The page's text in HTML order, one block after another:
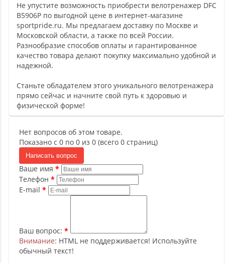
Не упустите возможность приобрести велотренажер DFC
B5906P по выгодной цене в интернет-магазине
sportpride.ru. Мы предлагаем доставку по Москве и
Московской области, а также по всей России.
Разнообразие способов оплаты и гарантированное
качество товара делают покупку максимально удобной и
надежной.
Станьте обладателем этого уникального велотренажера
прямо сейчас и начните свой путь к здоровью и
физической форме!
Нет вопросов об этом товаре.
Показано с 0 по 0 из 0 (всего 0 страниц)
Написать вопрос
Ваше имя
Телефон
E-mail
Ваш вопрос:
Внимание: HTML не поддерживается! Используйте
обычный текст!